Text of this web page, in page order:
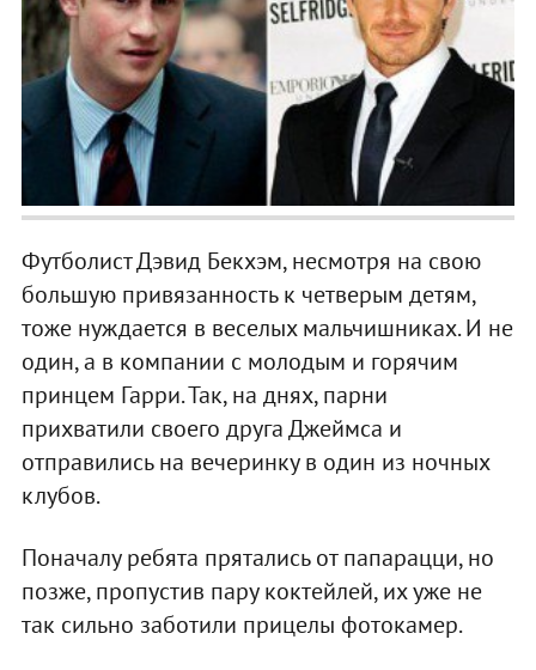
Футболист Дэвид Бекхэм, несмотря на свою
большую привязанность к четверым детям,
тоже нуждается в веселых мальчишниках. И не
один, а в компании с молодым и горячим
принцем Гарри. Так, на днях, парни
прихватили своего друга Джеймса и
отправились на вечеринку в один из ночных
клубов.
Поначалу ребята прятались от папарацци, но
позже, пропустив пару коктейлей, их уже не
так сильно заботили прицелы фотокамер.